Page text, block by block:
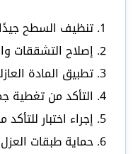
تنظيف السطح
إصلاح التشققات
تطبيق المادة
التأكد من تغطية
إجراء اختبار
حماية طبقات